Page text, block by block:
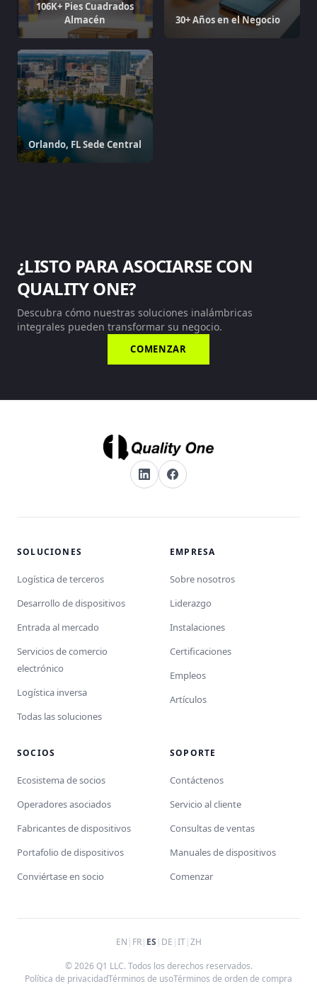
106K+ Pies Cuadrados
Almacén
30+ Años en el Negocio
Orlando, FL Sede Central
¿LISTO PARA ASOCIARSE CON
QUALITY ONE?
Descubra cómo nuestras soluciones inalámbricas
integrales pueden transformar su negocio.
COMENZAR
SOLUCIONES
Logística de terceros
Desarrollo de dispositivos
Entrada al mercado
Servicios de comercio
electrónico
Logística inversa
Todas las soluciones
EMPRESA
Sobre nosotros
Liderazgo
Instalaciones
Certificaciones
Empleos
Artículos
SOCIOS
Ecosistema de socios
Operadores asociados
Fabricantes de dispositivos
Portafolio de dispositivos
Conviértase en socio
SOPORTE
Contáctenos
Servicio al cliente
Consultas de ventas
Manuales de dispositivos
Comenzar
EN | FR| ES | DE |IT|ZH
© 2026 Q1 LLC. Todos los derechos reservados.
Política de privacidadTérminos de usoTérminos de orden de compra